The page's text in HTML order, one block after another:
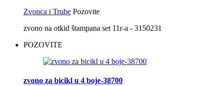
Zvonca i Trube Pozovite
zvono na otkid štampana set 11r-a - 3150231
POZOVITE
zvono za bicikl u 4 boje-38700